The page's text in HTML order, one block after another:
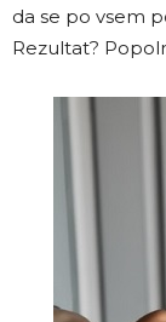
da se po vsem
Rezultat?